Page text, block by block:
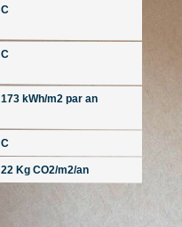
C
C
173 kWh/m2 par an
C
22 Kg CO2/m2/an